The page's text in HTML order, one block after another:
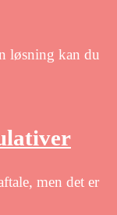
løsning kan du
men det er